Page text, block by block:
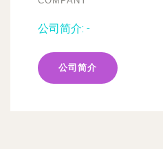
公司简介: -
公司简介